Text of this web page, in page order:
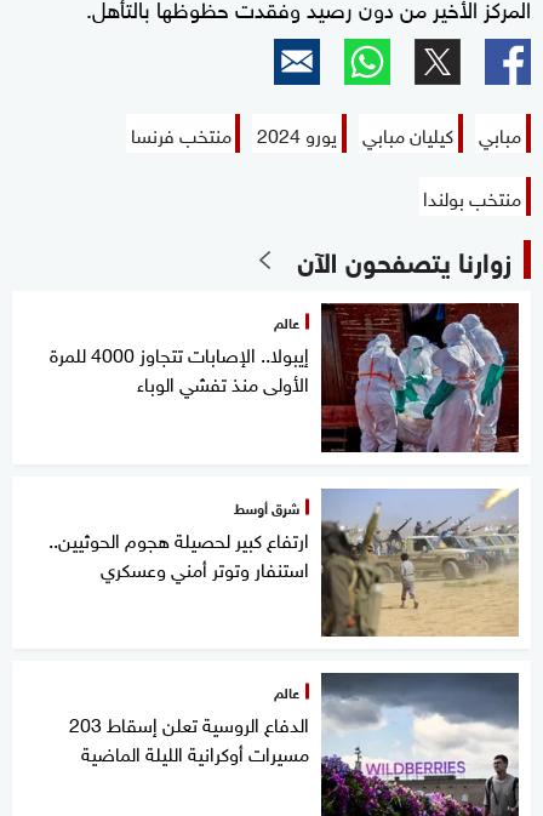
مبابي كيليان مبابي يورو 2024
منتخب فرنسا
منتخب بولندا
زوارنا يتصفحون الآن
عالم
إيبولا.. الإصابات تتجاوز 4000 للمرة
الأولى منذ تفشي الوباء
شرق أوسط
ارتفاع كبير لحصيلة هجوم الحوثيين..
استنفار وتوتر أمني وعسكري
عالم
الدفاع الروسية تعلن إسقاط 203
مسيرات أوكرانية الليلة الماضية